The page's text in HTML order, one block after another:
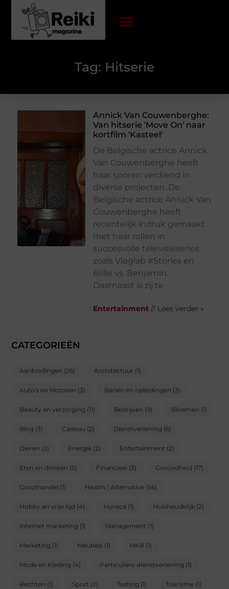
Tag: Hitserie
CATEGORIEËN
Aanbiedingen (26) Architectuur (1)
Auto's en Motoren (3) Banen en opleidingen (3)
Beauty en verzorging (11) Bedrijven (9) Bloemen (1)
Blog (3) Cadeau (2) Dienstverlening (6)
Dieren (2) Energie (2) Entertainment (2)
Eten en drinken (5) Financieel (3) Gezondheid (17)
Groothandel (1) Health / Alternative (56)
Hobby en vrije tijd (4) Horeca (1) Huishoudelijk (2)
Internet marketing (1) Management (1)
Marketing (1) Meubels (1) MKB (1)
Mode en Kleding (4) Particuliere dienstverlening (1)
Rechten (1) Sport (2) Testing (1) Toerisme (1)
Annick Van Couwenberghe:
Van hitserie 'Move On' naar
kortfilm 'Kasteel'
De Belgische actrice Annick
Van Couwenberghe heeft
haar sporen verdiend in
diverse projecten. De
Belgische actrice Annick Van
Couwenberghe heeft
recentelijk indruk gemaakt
met haar rollen in
succesvolle televisieseries
zoals Vloglab #Stories en
Billie vs. Benjamin.
Daarnaast is zij te
Entertainment // Lees verder »